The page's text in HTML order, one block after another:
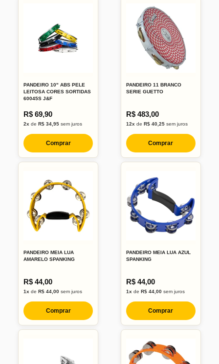
PANDEIRO 10" ABS PELE
LEITOSA CORES SORTIDAS
60045S J&F
R$ 69,90
2x deR$ 34,95 sem juros
Comprar
PANDEIRO 11 BRANCO
SERIE GUETTO
R$ 483,00
12xde R$ 40,25sem juros
Comprar
PANDEIRO MEIA LUA
AMARELO SPANKING
R$ 44,00
1x deR$ 44,00 sem juros
Comprar
PANDEIRO MEIA LUA AZUL
SPANKING
R$ 44,00
1xde R$ 44,00sem juros
Comprar